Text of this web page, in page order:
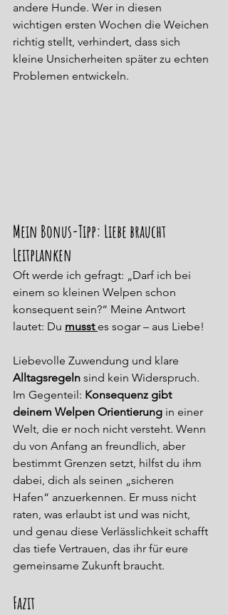
andere Hunde. Wer in diesen
wichtigen ersten Wochen die Weichen
richtig stellt, verhindert, dass sich
kleine Unsicherheiten später zu echten
Problemen entwickeln.
Mein Bonus-Tipp: Liebe braucht
Leitplanken
Oft werde ich gefragt: „Darf ich bei
einem so kleinen Welpen schon
konsequent sein?“ Meine Antwort
lautet: Du musst es sogar – aus Liebe!
Liebevolle Zuwendung und klare
Alltagsregeln sind kein Widerspruch.
Im Gegenteil: Konsequenz gibt
deinem Welpen Orientierung in einer
Welt, die er noch nicht versteht. Wenn
du von Anfang an freundlich, aber
bestimmt Grenzen setzt, hilfst du ihm
dabei, dich als seinen „sicheren
Hafen“ anzuerkennen. Er muss nicht
raten, was erlaubt ist und was nicht,
und genau diese Verlässlichkeit schafft
das tiefe Vertrauen, das ihr für eure
gemeinsame Zukunft braucht.
Fazit